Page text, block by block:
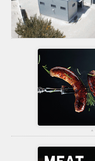
ΤΟ ΠΕΡΙΟΔΙΚΟ
Profile
ΑΡΧΕΙΟ ΤΕΥΧΩΝ
ΣΥΝΕΔΡΙΟ ΚΡΕΑΤΟΣ
▴